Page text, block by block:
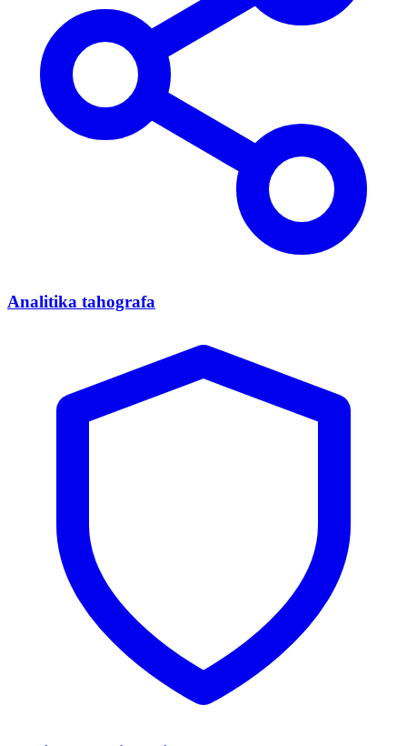
Analitika tahografa